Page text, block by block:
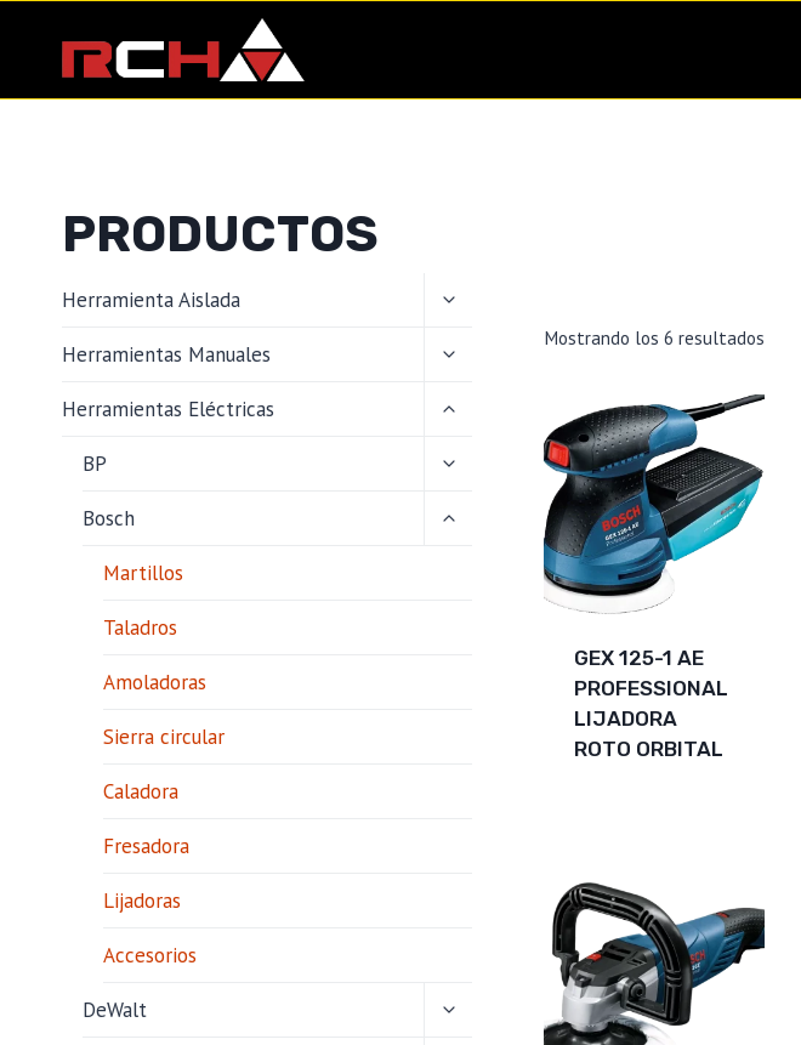
contenido
Mostrando los 6 resultados
GEX 125-1 AE
PROFESSIONAL
LIJADORA
ROTO ORBITAL
PRODUCTOS
Herramienta Aislada
ALTERNAR
Herramientas Manuales
ALTERNAR
Herramientas Eléctricas
ALTERNAR
BP
ALTERNAR
Bosch
ALTERNAR
Martillos
Taladros
Amoladoras
Sierra circular
Caladora
Fresadora
Lijadoras
Accesorios
DeWalt
ALTERNAR